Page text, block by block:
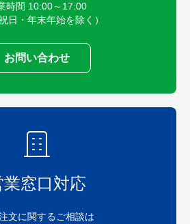
時間 10:00～17:00
日・年末年始を除く）
お問い合わせ
業窓口対応
文に関するご相談は